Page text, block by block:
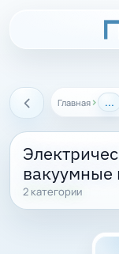
Назад Главная › ...
вакуумные
2 категории